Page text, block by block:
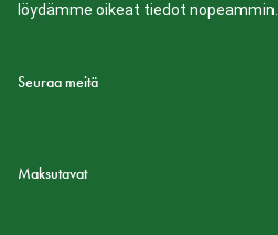
löydämme oikeat tiedot nopeammin.
Seuraa meitä
Maksutavat